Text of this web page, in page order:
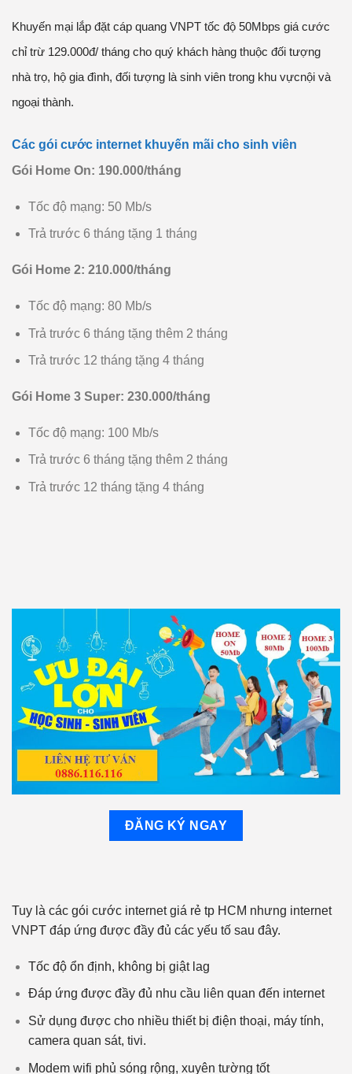
Khuyến mại lắp đặt cáp quang VNPT tốc độ 50Mbps giá cước
chỉ trừ 129.000đ/ tháng cho quý khách hàng thuộc đối tượng
nhà trọ, hộ gia đình, đối tượng là sinh viên trong khu vựcnội và
ngoại thành.
Các gói cước internet khuyến mãi cho sinh viên
Gói Home On: 190.000/tháng
Tốc độ mạng: 50 Mb/s
Trả trước 6 tháng tặng 1 tháng
Gói Home 2: 210.000/tháng
Tốc độ mạng: 80 Mb/s
Trả trước 6 tháng tặng thêm 2 tháng
Trả trước 12 tháng tặng 4 tháng
Gói Home 3 Super: 230.000/tháng
Tốc độ mạng: 100 Mb/s
Trả trước 6 tháng tặng thêm 2 tháng
Trả trước 12 tháng tặng 4 tháng
ĐĂNG KÝ NGAY
Tuy là các gói cước internet giá rẻ tp HCM nhưng internet
VNPT đáp ứng được đầy đủ các yếu tố sau đây.
Tốc độ ổn định, không bị giật lag
Đáp ứng được đầy đủ nhu cầu liên quan đến internet
Sử dụng được cho nhiều thiết bị điện thoại, máy tính,
camera quan sát, tivi.
Modem wifi phủ sóng rộng, xuyên tường tốt